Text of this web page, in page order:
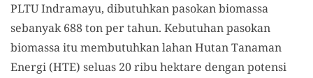
PLTU Indramayu, dibutuhkan pasokan biomassa
sebanyak 688 ton per tahun. Kebutuhan pasokan
biomassa itu membutuhkan lahan Hutan Tanaman
Energi (HTE) seluas 20 ribu hektare dengan potensi